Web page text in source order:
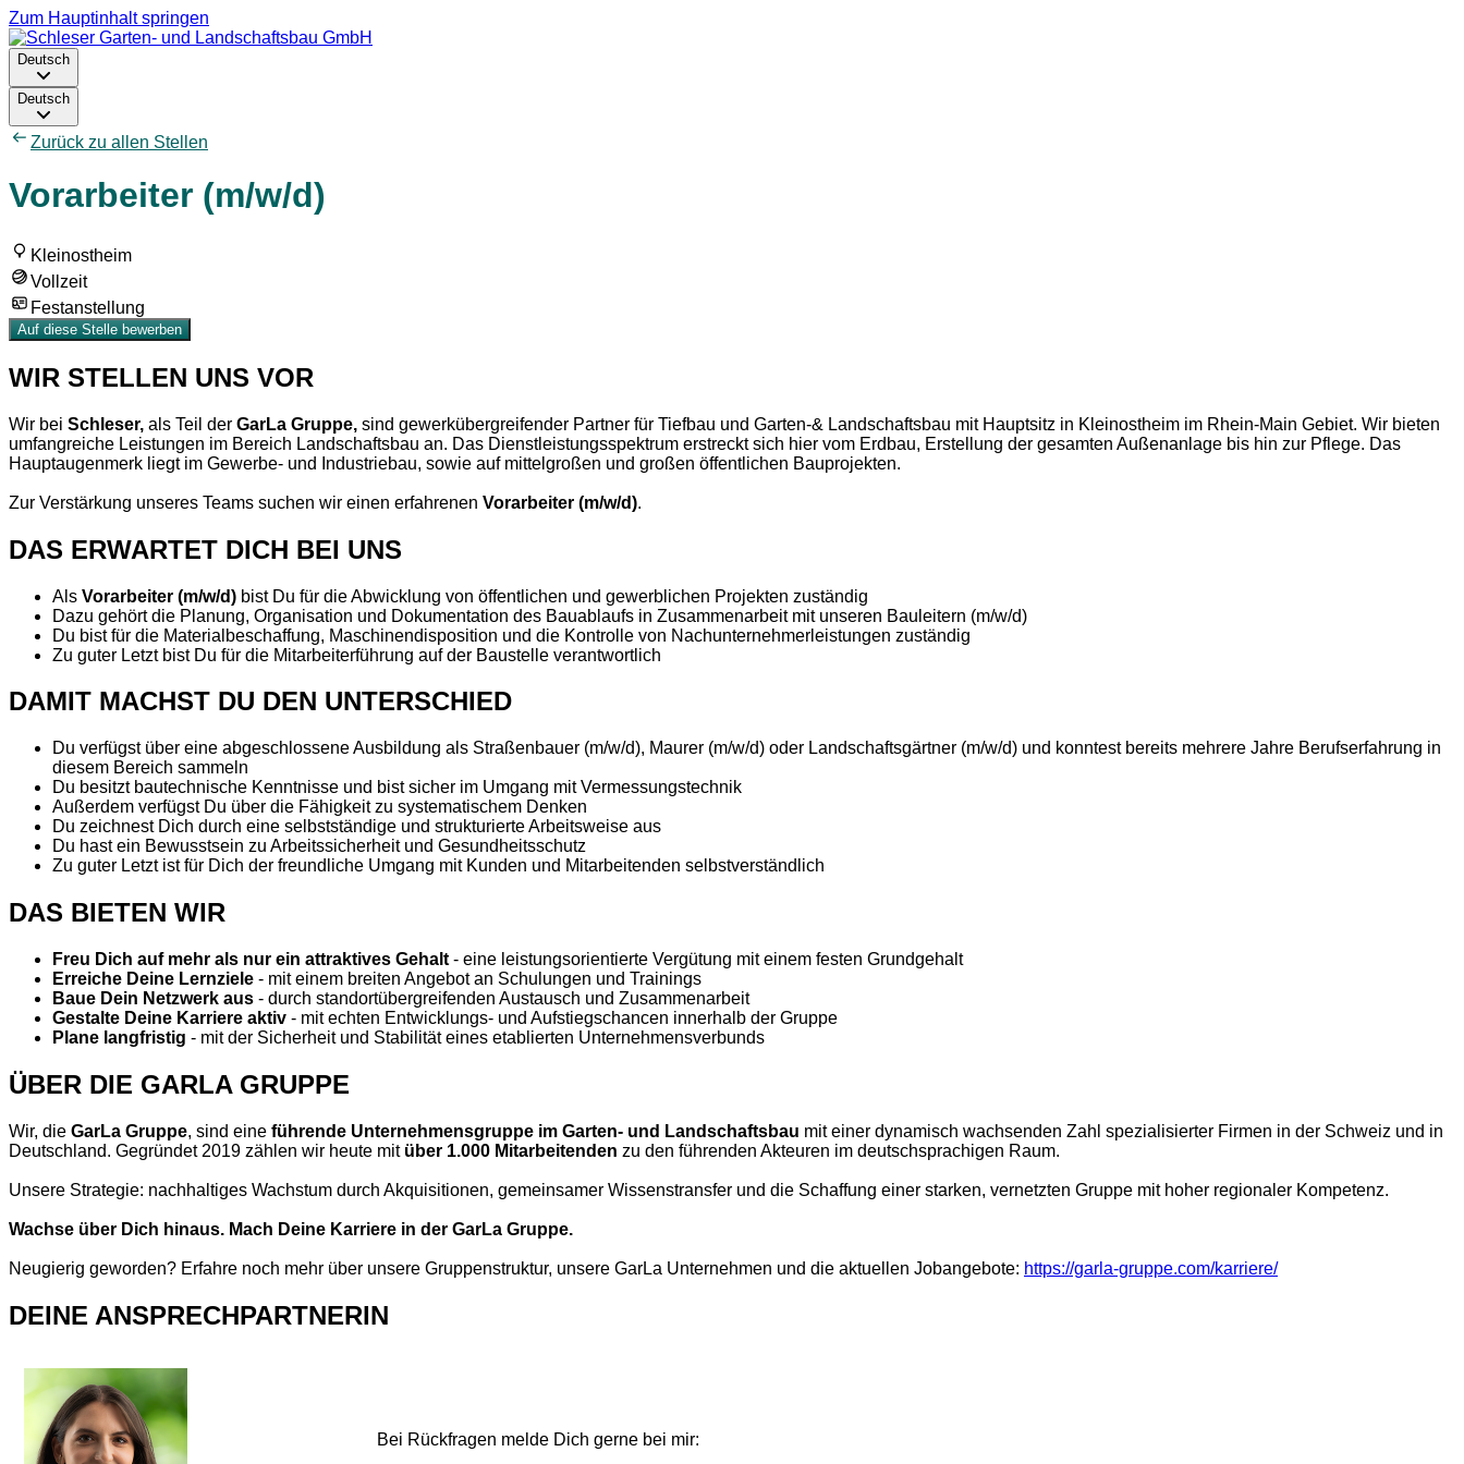
Zum Hauptinhalt springen
Deutsch
Deutsch
Zurück zu allen Stellen
Vorarbeiter (m/w/d)
Kleinostheim
Vollzeit
Festanstellung
Auf diese Stelle bewerben
WIR STELLEN UNS VOR
Wir bei Schleser, als Teil der GarLa Gruppe, sind gewerkübergreifender Partner für Tiefbau und Garten-& Landschaftsbau mit Hauptsitz in Kleinostheim im Rhein-Main Gebiet. Wir bieten
umfangreiche Leistungen im Bereich Landschaftsbau an. Das Dienstleistungsspektrum erstreckt sich hier vom Erdbau, Erstellung der gesamten Außenanlage bis hin zur Pflege. Das
Hauptaugenmerk liegt im Gewerbe- und Industriebau, sowie auf mittelgroßen und großen öffentlichen Bauprojekten.
Zur Verstärkung unseres Teams suchen wir einen erfahrenen Vorarbeiter (m/w/d).
DAS ERWARTET DICH BEI UNS
Als Vorarbeiter (m/w/d) bist Du für die Abwicklung von öffentlichen und gewerblichen Projekten zuständig
Dazu gehört die Planung, Organisation und Dokumentation des Bauablaufs in Zusammenarbeit mit unseren Bauleitern (m/w/d)
Du bist für die Materialbeschaffung, Maschinendisposition und die Kontrolle von Nachunternehmerleistungen zuständig
Zu guter Letzt bist Du für die Mitarbeiterführung auf der Baustelle verantwortlich
DAMIT MACHST DU DEN UNTERSCHIED
Du verfügst über eine abgeschlossene Ausbildung als Straßenbauer (m/w/d), Maurer (m/w/d) oder Landschaftsgärtner (m/w/d) und konntest bereits mehrere Jahre Berufserfahrung in
diesem Bereich sammeln
Du besitzt bautechnische Kenntnisse und bist sicher im Umgang mit Vermessungstechnik
Außerdem verfügst Du über die Fähigkeit zu systematischem Denken
Du zeichnest Dich durch eine selbstständige und strukturierte Arbeitsweise aus
Du hast ein Bewusstsein zu Arbeitssicherheit und Gesundheitsschutz
Zu guter Letzt ist für Dich der freundliche Umgang mit Kunden und Mitarbeitenden selbstverständlich
DAS BIETEN WIR
Freu Dich auf mehr als nur ein attraktives Gehalt - eine leistungsorientierte Vergütung mit einem festen Grundgehalt
Erreiche Deine Lernziele - mit einem breiten Angebot an Schulungen und Trainings
Baue Dein Netzwerk aus - durch standortübergreifenden Austausch und Zusammenarbeit
Gestalte Deine Karriere aktiv - mit echten Entwicklungs- und Aufstiegschancen innerhalb der Gruppe
Plane langfristig - mit der Sicherheit und Stabilität eines etablierten Unternehmensverbunds
ÜBER DIE GARLA GRUPPE
Wir, die GarLa Gruppe, sind eine führende Unternehmensgruppe im Garten- und Landschaftsbau mit einer dynamisch wachsenden Zahl spezialisierter Firmen in der Schweiz und in
Deutschland. Gegründet 2019 zählen wir heute mitüber 1.000 Mitarbeitenden zu den führenden Akteuren im deutschsprachigen Raum.
Unsere Strategie: nachhaltiges Wachstum durch Akquisitionen, gemeinsamer Wissenstransfer und die Schaffung einer starken, vernetzten Gruppe mit hoher regionaler Kompetenz.
Wachse über Dich hinaus. Mach Deine Karriere in der GarLa Gruppe.
Neugierig geworden? Erfahre noch mehr über unsere Gruppenstruktur, unsere GarLa Unternehmen und die aktuellen Jobangebote: https://garla-gruppe.com/karriere/
DEINE ANSPRECHPARTNERIN
Bei Rückfragen melde Dich gerne bei mir: